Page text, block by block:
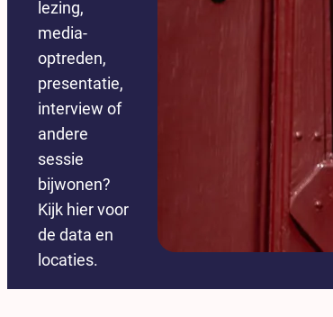
lezing,
media-
optreden,
presentatie,
interview of
andere
sessie
bijwonen?
Kijk hier voor
de data en
locaties.